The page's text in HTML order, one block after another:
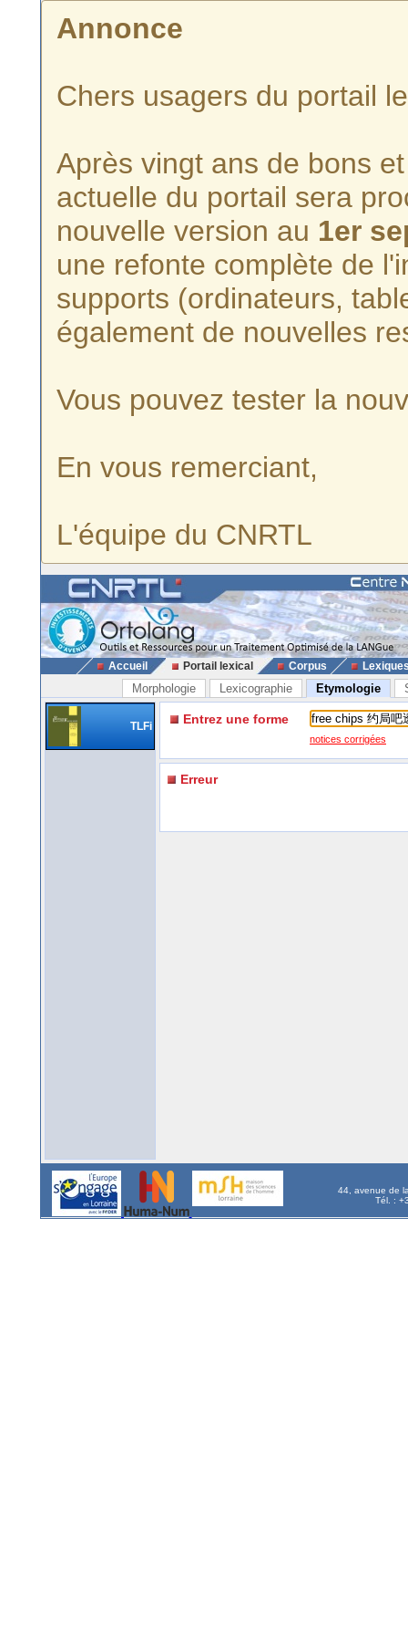
Annonce
Chers usagers du portail
Après vingt ans de bons
actuelle du portail sera
nouvelle version au 1er
une refonte complète de
supports (ordinateurs,
également de nouvelles
Vous pouvez tester la
En vous remerciant,
L'équipe du CNRTL
Accueil Portail lexical Corpus
Morphologie Lexicographie Etymologie
TLFi Entrez une forme
notices corrigées
Erreur
44, avenue de
Tél. :